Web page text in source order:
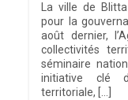
La ville de
pour la
août dernier,
collectivités
séminaire
initiative clé
territoriale, […]